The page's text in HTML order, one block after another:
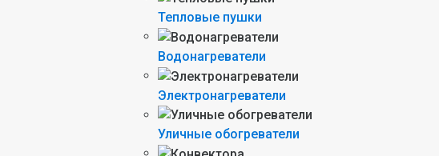
Тепловые пушки
Водонагреватели
Электронагреватели
Уличные обогреватели